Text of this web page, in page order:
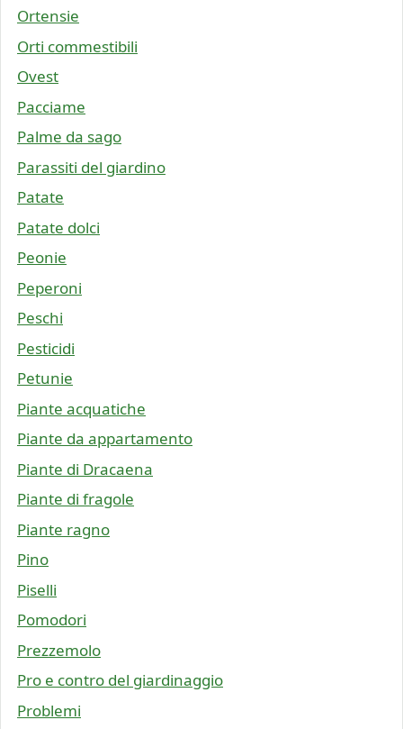
Ortensie
Orti commestibili
Ovest
Pacciame
Palme da sago
Parassiti del giardino
Patate
Patate dolci
Peonie
Peperoni
Peschi
Pesticidi
Petunie
Piante acquatiche
Piante da appartamento
Piante di Dracaena
Piante di fragole
Piante ragno
Pino
Piselli
Pomodori
Prezzemolo
Pro e contro del giardinaggio
Problemi